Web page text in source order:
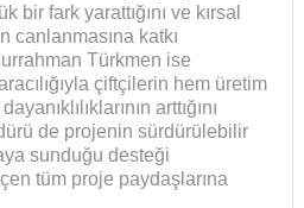
fark yarattığını ve kırsal
canlanmasına katkı
Türkmen ise
çiftçilerin hem üretim
arttığını
de projenin sürdürülebilir
sunduğu desteği
tüm proje paydaşlarına